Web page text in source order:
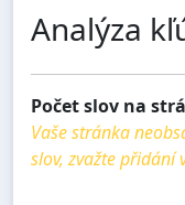
Analýza
Počet slov na
Vaše stránka
slov, zvažte přidání